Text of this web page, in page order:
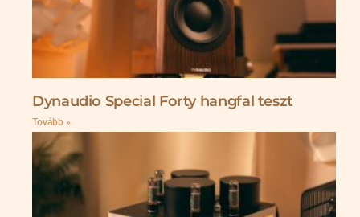
Dynaudio Special Forty hangfal teszt
Tovább »